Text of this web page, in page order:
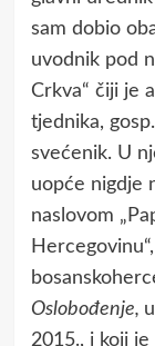
sam dobio
uvodnik pod
Crkva“ čiji je
tjednika,
svećenik. U
uopće nigdje
naslovom
Oslobođenje,
2015., i koji